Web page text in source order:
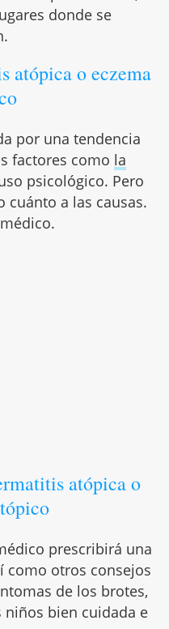
donde se
atópica o eczema
por una tendencia
factores como la
psicológico. Pero
cuánto a las causas.
atópica o
prescribirá una
como otros consejos
de los brotes,
bien cuidada e